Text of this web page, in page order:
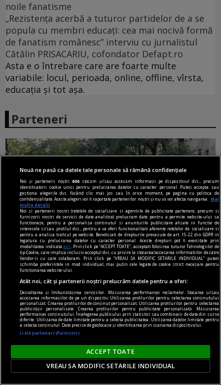
noile fanatisme
„Rezistența acerbă a tuturor partidelor de a se
popula cu membri educați: cea mai nocivă formă
de fanatism românesc” interviu cu jurnalistul
Cătălin PRISACARIU, cofondator Defapt.ro
Asta e o întrebare care are foarte multe
variabile: locul, perioada, online, offline, vîrsta,
educația și tot așa.
Parteneri
Oltul, sub Cod galben de vijelii, după
temperaturile sufocante. Copaci căzuți în Slatina
Județul Olt se află, vineri după-amiază, 7 august
2026, sub avertizări meteorologie Cod galben,
fiind prognozate ploi cu grindină și intensificări
ale vântului. Pe bulevardul A.I. Cuza din Slatina
vântul a rupt crengile copacilor, în cădere
acestea avariind și două autoturisme.
Nouă ne pasă ca datele tale personale să rămână confidențiale
Noi și partenerii noștri606 stocăm și/sau accesăm informații pe dispozitivul dvs., precum
identificatorii cookie unici pentru prelucrarea datelor cu caracter personal. Puteți accepta sau
gestiona alegerile dvs. făcând clic mai jos sau în orice moment, pe pagina cu politica de
confidențialitate. Aceste alegeri vor fi raportate partenerilor noștri și nu vă vor afecta navigarea.
Mai
multe detalii
Noi si partenerii nostri (retelele de socializare si agentiile de publicitate partenere, precum si
furnizorii nostri de servicii de date analitice) prelucram date pentru a permite website-ului sa
functioneze, pentru a personaliza continutul si anunturile publicitare afisate in functie de
interesele si/sau profilul dvs., pentru a va oferi functionalitati aferente retelelor de socializare si
pentru a analiza traficul pe website. Beneficiati de drepturile prevazute de art. 15-22 din GDPR in
legatura cu prelucrarea datelor cu caracter personal. Aceste drepturi pot fi exercitate prin
modalitatea indicataaici
. Prin click pe “ACCEPT TOATE”, acceptati folosirea tuturor Tehnologiilor de
tip Cookie, care implica inclusiv acceptul dvs. cu privire la stocarea/accesarea informatiilor de catre
Vendor-ii cu care colaboram. Prin click pe “VREAU SA MODIFIC SETARILE INDIVIDUAL” puteti
schimba preferintele in mod individual, mai putin cele legate de cookie strict necesare pentru
functionarea website-ului.
Atât noi, cât și partenerii noștri prelucrăm datele pentru a oferi:
Dezvoltarea și îmbunătățirea serviciilor. Măsurarea performanței reclamelor. Stocarea și/sau
accesarea informațiilor de pe un dispozitiv. Utilizarea profilurilor pentru selectarea conținutului
personalizat. Crearea profilurilor de conținut personalizat. Utilizarea profilurilor pentru selectarea
publicității personalizate. Crearea profilurilor pentru publicitate personalizată. Măsurarea
performanței conținutului. Înțelegerea publicului prin statistici sau combinații de date din surse
diferite. Utilizarea de date limitate pentru a selecta publicitatea. Utilizarea datelor limitate pentru
a selecta conținutul. Date precise de geolocație și identificarea prin scanarea dispozitivului.
Listă parteneri (furnizori)
ACCEPT TOATE
VREAU SA MODIFIC SETARILE INDIVIDUAL